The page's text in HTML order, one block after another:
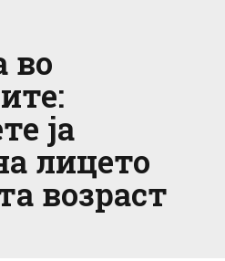
во
ја
лицето
возраст